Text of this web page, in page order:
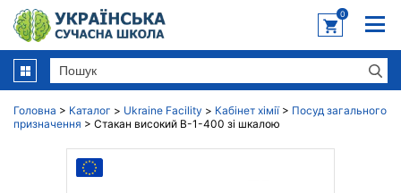
0
Головна > Каталог > Ukraine Facility > Кабінет хімії> Посуд загального
призначення > Стакан високий В-1-400 зі шкалою